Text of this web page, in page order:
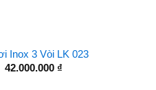
Inox 3 Vòi LK 023
Giá
42.000.000 ₫